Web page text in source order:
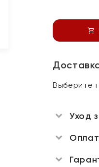
Выберите
Уход